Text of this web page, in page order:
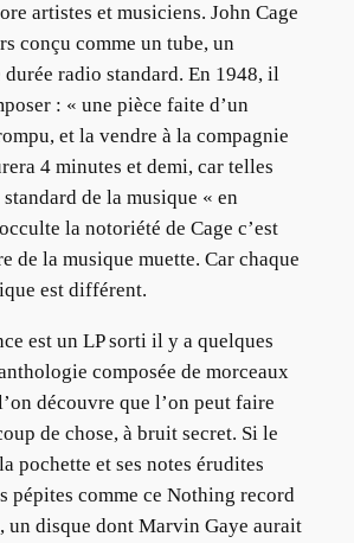
artistes et musiciens. John Cage
conçu comme un tube, un
durée radio standard. En 1948, il
: « une pièce faite d’un
et la vendre à la compagnie
4 minutes et demi, car telles
de la musique « en
la notoriété de Cage c’est
de la musique muette. Car chaque
est différent.
est un LP sorti il y a quelques
composée de morceaux
découvre que l’on peut faire
de chose, à bruit secret. Si le
pochette et ses notes érudites
pépites comme ce Nothing record
un disque dont Marvin Gaye aurait